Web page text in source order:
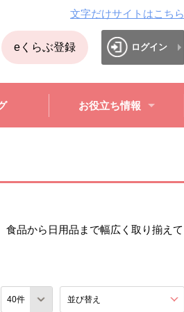
文字だけサイトはこちら
eくらぶ登録 ログイン
お役立ち情報
品から日用品まで幅広く取り揃えて
並び替え